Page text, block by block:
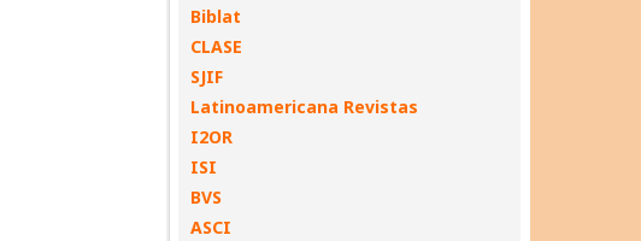
Biblat
CLASE
SJIF
Latinoamericana Revistas
I2OR
ISI
BVS
ASCI